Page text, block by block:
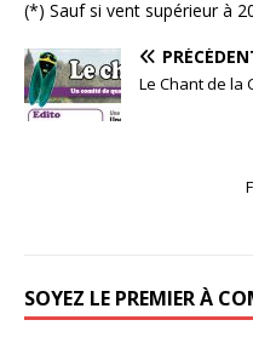
(*) Sauf si vent supérieur à
Le Chant de la
SOYEZ LE PREMIER À